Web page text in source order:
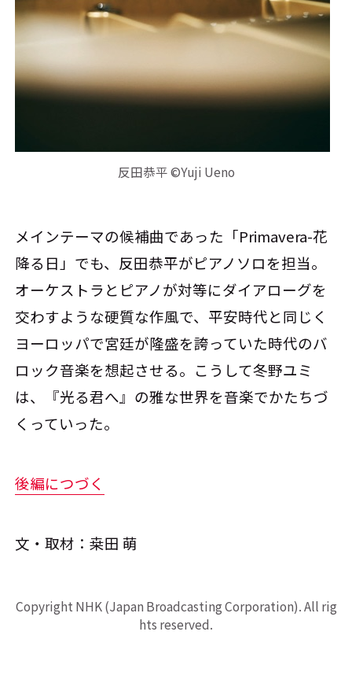
反田恭平 ©Yuji Ueno
メインテーマの候補曲であった「Primavera-花
降る日」でも、反田恭平がピアノソロを担当。
オーケストラとピアノが対等にダイアローグを
交わすような硬質な作風で、平安時代と同じく
ヨーロッパで宮廷が隆盛を誇っていた時代のバ
ロック音楽を想起させる。こうして冬野ユミ
は、『光る君へ』の雅な世界を音楽でかたちづ
くっていった。
後編につづく
文・取材：桒田 萌
Copyright NHK (Japan Broadcasting Corporation). All rig
hts reserved.